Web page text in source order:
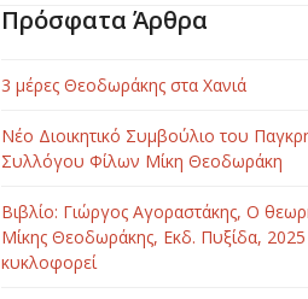
Πρόσφατα Άρθρα
3 μέρες Θεοδωράκης στα Χανιά
Νέο Διοικητικό Συμβούλιο του
Συλλόγου Φίλων Μίκη Θεοδωράκη
Βιβλίο: Γιώργος Αγοραστάκης, Ο
Μίκης Θεοδωράκης, Εκδ. Πυξίδα,
κυκλοφορεί